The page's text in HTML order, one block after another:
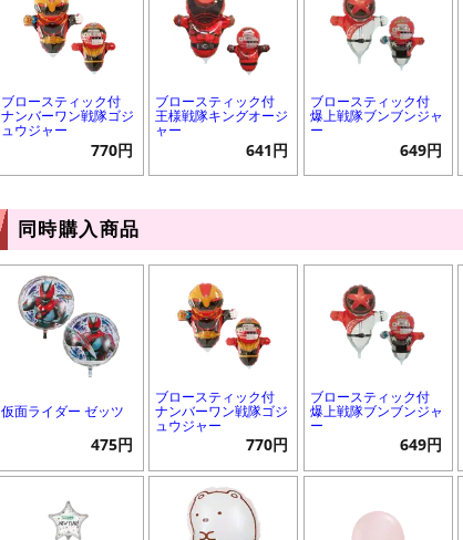
ブロースティック付
ナンバーワン戦隊ゴジ
ュウジャー
770円
ブロースティック付
王様戦隊キングオージ
ャー
641円
ブロースティック付
爆上戦隊ブンブンジャ
ー
649円
同時購入商品
仮面ライダー ゼッツ
475円
ブロースティック付
ナンバーワン戦隊ゴジ
ュウジャー
770円
ブロースティック付
爆上戦隊ブンブンジャ
ー
649円